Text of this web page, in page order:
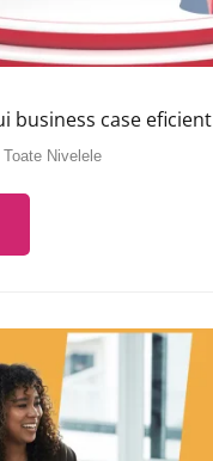
business case eficient
Toate Nivelele